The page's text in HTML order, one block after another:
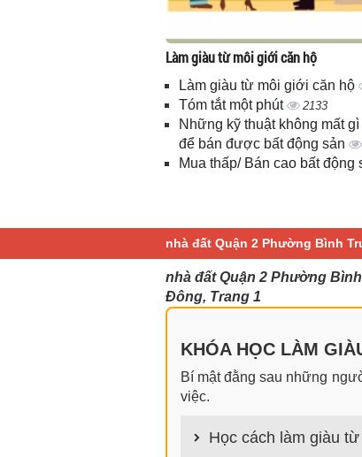
Làm giàu từ môi giới căn hộ
Làm giàu từ môi giới căn hộ
Tóm tắt một phút 2133
Những kỹ thuật không mất
để bán được bất động sản
Mua thấp/ Bán cao bất động
nhà đất Quận 2 Phường Bình
nhà đất Quận 2 Phường
Đông, Trang 1
KHÓA HỌC LÀM
Bí mật đằng sau những
việc.
Học cách làm giàu